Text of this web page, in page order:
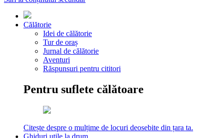
Călătorie
Idei de călătorie
Tur de oraș
Jurnal de călătorie
Aventuri
Răspunsuri pentru cititori
Pentru suflete călătoare
Citește despre o mulțime de locuri deosebite din țara ta.
Ghiduri utile la drum